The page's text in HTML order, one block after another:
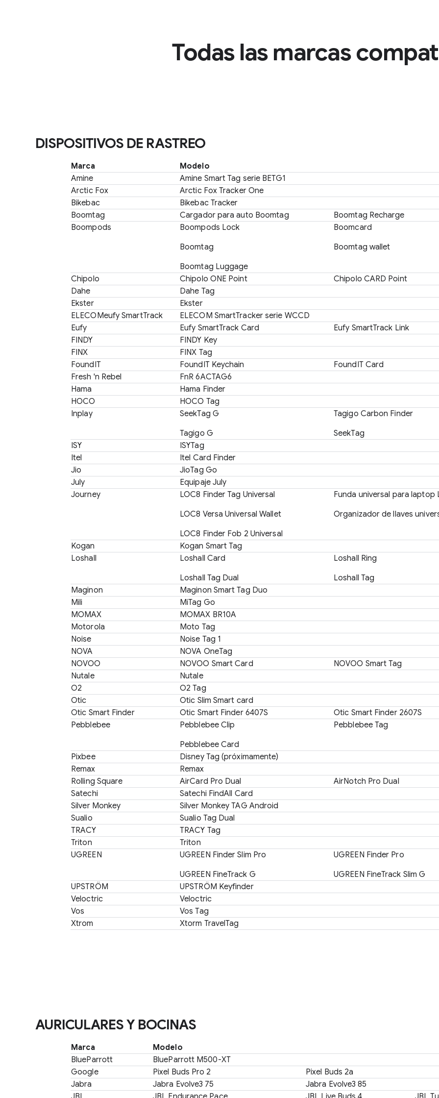
Todas las marcas
DISPOSITIVOS DE RASTREO
Marca
Modelo
Amine
Amine Smart Tag serie BETG1
Arctic Fox
Arctic Fox Tracker One
Bikebac
Bikebac Tracker
Boomtag
Cargador para auto Boomtag
Boomtag Recharge
Boompods
Boompods Lock
Boomtag
Boomtag Luggage
Boomcard
Boomtag wallet
Chipolo Chipolo ONE Point
Chipolo CARD Point
Dahe
Dahe Tag
Ekster
Ekster
ELECOMeufy SmartTrack
ELECOM SmartTracker serie WCCD
Eufy
Eufy SmartTrack Card
Eufy SmartTrack Link
FINDY
FINDY Key
FINX
FINX Tag
FoundIT
FoundIT Keychain
FoundIT Card
Fresh 'n Rebel
FnR 6ACTAG6
Hama
Hama Finder
HOCO
HOCO Tag
Inplay
SeekTag G
Tagigo G
Tagigo Carbon Finder
SeekTag
ISY
ISYTag
Itel
Itel Card Finder
Jio
JioTag Go
July
Equipaje July
Journey
LOC8 Finder Tag Universal
LOC8 Versa Universal Wallet
LOC8 Finder Fob 2 Universal
Funda universal para laptop
Organizador de llaves
Kogan
Kogan Smart Tag
Loshall
Loshall Card
Loshall Tag Dual
Loshall Ring
Loshall Tag
Maginon
Maginon Smart Tag Duo
Mili
MiTag Go
MOMAX
MOMAX BR10A
Motorola
Moto Tag
Noise
Noise Tag 1
NOVA
NOVA OneTag
NOVOO
NOVOO Smart Card
NOVOO Smart Tag
Nutale
Nutale
O2
O2 Tag
Otic
Otic Slim Smart card
Otic Smart Finder
Otic Smart Finder 6407S
Otic Smart Finder 2607S
Pebblebee
Pebblebee Clip
Pebblebee Card
Pebblebee Tag
Pixbee
Disney Tag (próximamente)
Remax
Remax
Rolling Square
AirCard Pro Dual
AirNotch Pro Dual
Satechi
Satechi FindAll Card
Silver Monkey
Silver Monkey TAG Android
Sualio
Sualio Tag Dual
TRACY
TRACY Tag
Triton
Triton
UGREEN
UGREEN Finder Slim Pro
UGREEN FineTrack G
UGREEN Finder Pro
UGREEN FineTrack Slim G
UPSTRÖM
UPSTRÖM Keyfinder
Veloctric
Veloctric
Vos
Vos Tag
Xtrom
Xtorm TravelTag
AURICULARES Y BOCINAS
Marca
Modelo
BlueParrott
BlueParrott M500-XT
Google
Pixel Buds Pro 2
Pixel Buds 2a
Jabra
Jabra Evolve3 75
Jabra Evolve3 85